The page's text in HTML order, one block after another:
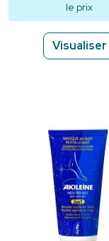
le prix
Visualiser